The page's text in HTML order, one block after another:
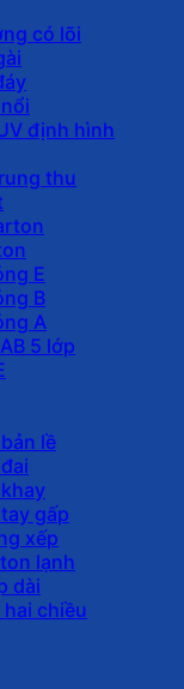
có lõi
định hình
thu
E
B
A
5 lớp
lề
gấp
xếp
lạnh
dài
chiều